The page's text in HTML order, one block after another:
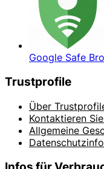
Google Safe
Trustprofile
Über
Kontaktieren
Allgemeine